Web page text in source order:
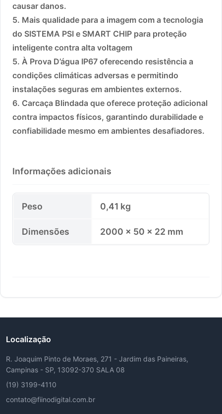
causar danos.
5. Mais qualidade para a imagem com a tecnologia
do SISTEMA PSI e SMART CHIP para proteção
inteligente contra alta voltagem
5. À Prova D’água IP67 oferecendo resistência a
condições climáticas adversas e permitindo
instalações seguras em ambientes externos.
6. Carcaça Blindada que oferece proteção adicional
contra impactos físicos, garantindo durabilidade e
confiabilidade mesmo em ambientes desafiadores.
Informações adicionais
Peso 0,41 kg
Dimensões 2000 × 50 × 22 mm
Localização
R. Joaquim Pinto de Moraes, 271 - Jardim das Paineiras,
Campinas - SP, 13092-370 SALA 08
(19) 3199-4110
contato@fiinodigital.com.br